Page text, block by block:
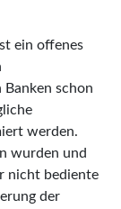
ein offenes
schon
werden.
wurden und
nicht bediente
der